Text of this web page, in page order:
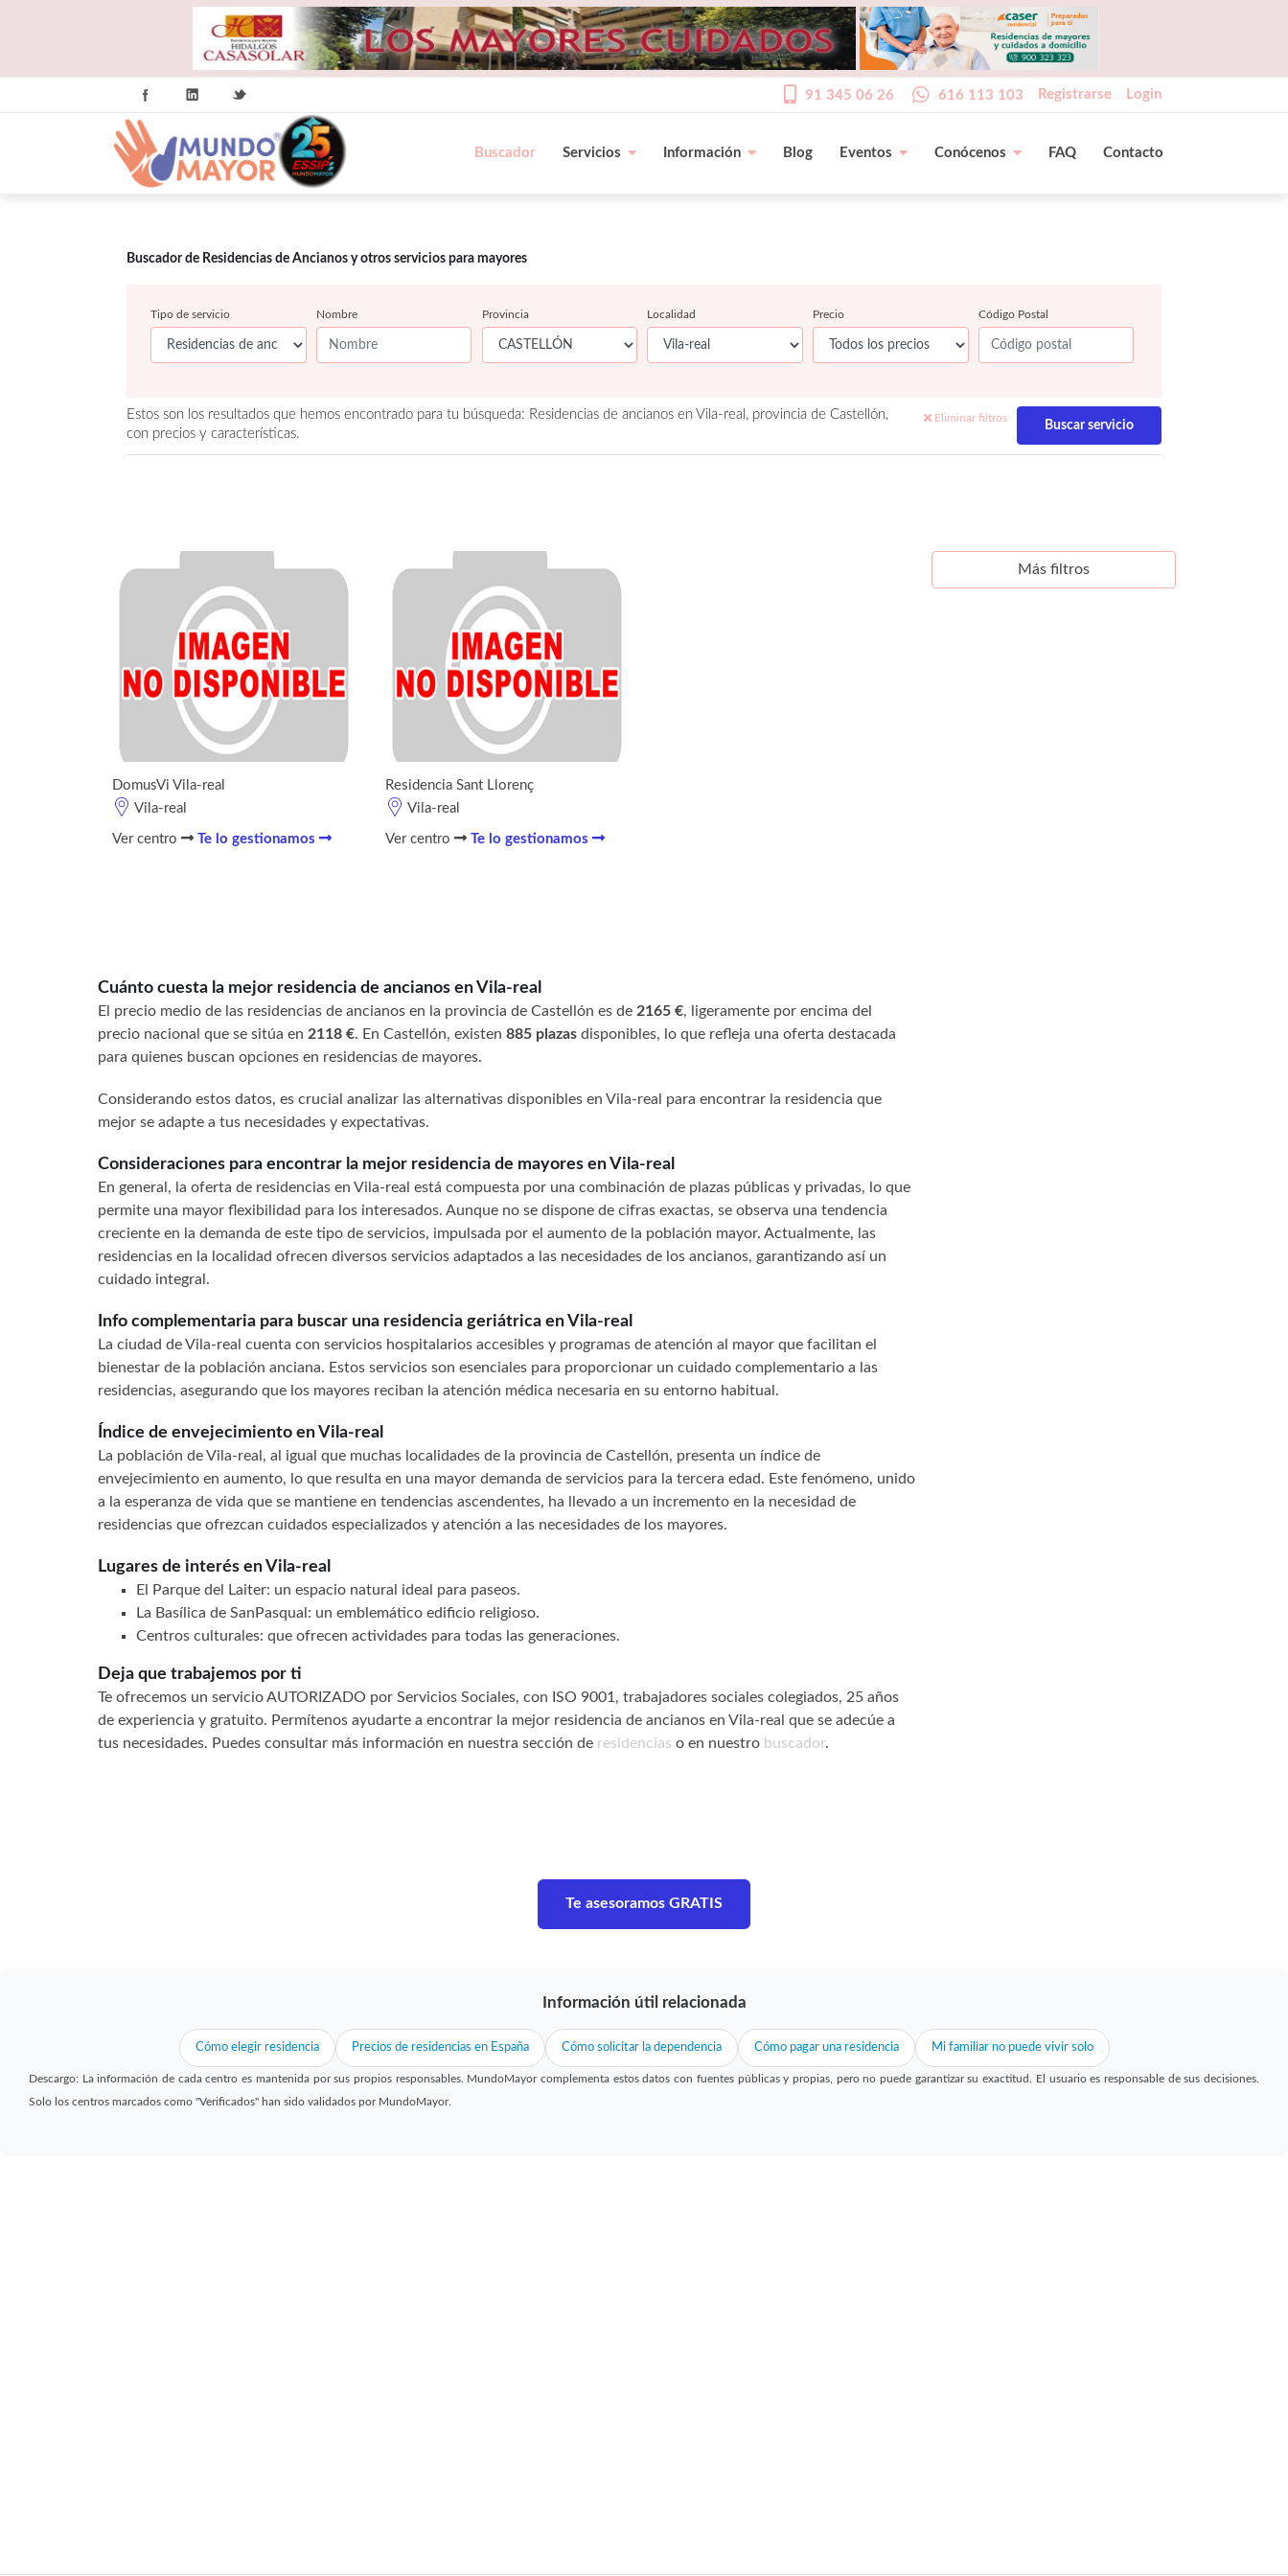
91 345 06 26 616 113 103 Registrarse Login
Buscador Servicios Información Blog Eventos Conócenos FAQ Contacto
Buscador de Residencias de Ancianos y otros servicios para mayores
Tipo de servicio Nombre Provincia Localidad Precio Código Postal
Estos son los resultados que hemos encontrado para tu búsqueda: Residencias de ancianos en Vila-real, provincia de Castellón,
con precios y características.
Eliminar filtros
DomusVi Vila-real
Vila-real
Ver centro Te lo gestionamos
Residencia Sant Llorenç
Vila-real
Ver centro Te lo gestionamos
Más filtros
Cuánto cuesta la mejor residencia de ancianos en Vila-real
El precio medio de las residencias de ancianos en la provincia de Castellón es de 2165 €, ligeramente por encima del
precio nacional que se sitúa en 2118 €. En Castellón, existen 885 plazas disponibles, lo que refleja una oferta destacada
para quienes buscan opciones en residencias de mayores.
Considerando estos datos, es crucial analizar las alternativas disponibles en Vila-real para encontrar la residencia que
mejor se adapte a tus necesidades y expectativas.
Consideraciones para encontrar la mejor residencia de mayores en Vila-real
En general, la oferta de residencias en Vila-real está compuesta por una combinación de plazas públicas y privadas, lo que
permite una mayor flexibilidad para los interesados. Aunque no se dispone de cifras exactas, se observa una tendencia
creciente en la demanda de este tipo de servicios, impulsada por el aumento de la población mayor. Actualmente, las
residencias en la localidad ofrecen diversos servicios adaptados a las necesidades de los ancianos, garantizando así un
cuidado integral.
Info complementaria para buscar una residencia geriátrica en Vila-real
La ciudad de Vila-real cuenta con servicios hospitalarios accesibles y programas de atención al mayor que facilitan el
bienestar de la población anciana. Estos servicios son esenciales para proporcionar un cuidado complementario a las
residencias, asegurando que los mayores reciban la atención médica necesaria en su entorno habitual.
Índice de envejecimiento en Vila-real
La población de Vila-real, al igual que muchas localidades de la provincia de Castellón, presenta un índice de
envejecimiento en aumento, lo que resulta en una mayor demanda de servicios para la tercera edad. Este fenómeno, unido
a la esperanza de vida que se mantiene en tendencias ascendentes, ha llevado a un incremento en la necesidad de
residencias que ofrezcan cuidados especializados y atención a las necesidades de los mayores.
Lugares de interés en Vila-real
El Parque del Laiter: un espacio natural ideal para paseos.
La Basílica de SanPasqual: un emblemático edificio religioso.
Centros culturales: que ofrecen actividades para todas las generaciones.
Deja que trabajemos por ti
Te ofrecemos un servicio AUTORIZADO por Servicios Sociales, con ISO 9001, trabajadores sociales colegiados, 25 años
de experiencia y gratuito. Permítenos ayudarte a encontrar la mejor residencia de ancianos en Vila-real que se adecúe a
tus necesidades. Puedes consultar más información en nuestra sección de residencias o en nuestro buscador.
Te asesoramos GRATIS
Información útil relacionada
Cómo elegir residencia Precios de residencias en España Cómo solicitar la dependencia Cómo pagar una residencia Mi familiar no puede vivir solo
Descargo: La información de cada centro es mantenida por sus propios responsables. MundoMayor complementa estos datos con fuentes públicas y propias, pero no puede garantizar su exactitud. El usuario es responsable de sus decisiones.
Solo los centros marcados como "Verificados" han sido validados por MundoMayor.